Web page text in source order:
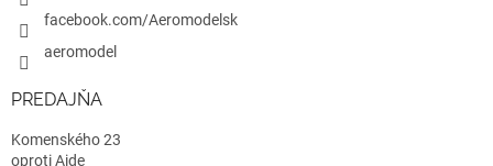
facebook.com/Aeromodelsk
aeromodel
PREDAJŇA
Komenského 23
oproti Aide